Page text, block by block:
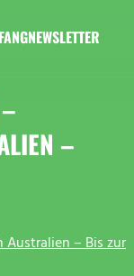
NEWSLETTER
–
Australien – Bis zur